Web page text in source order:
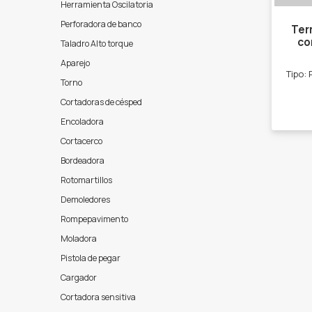
Herramienta Oscilatoria
Perforadora de banco
Taladro Alto torque
Aparejo
Torno
Cortadoras de césped
Encoladora
Cortacerco
Bordeadora
Rotomartillos
Demoledores
Rompepavimento
Moladora
Pistola de pegar
Cargador
Cortadora sensitiva